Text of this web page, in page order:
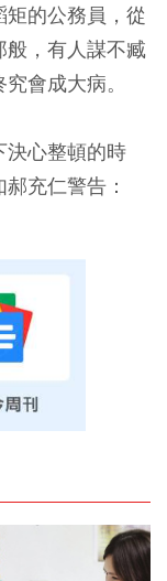
的公務員，從
般，有人謀不臧
會成大病。
決心整頓的時
充仁警告：